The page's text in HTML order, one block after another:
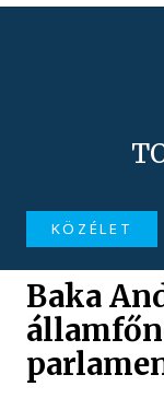
KÖZÉLET
Baka